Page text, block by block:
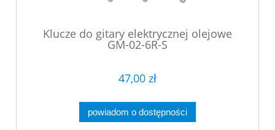
Klucze do gitary elektrycznej olejowe
GM-02-6R-S
47,00 zł
powiadom o dostępności